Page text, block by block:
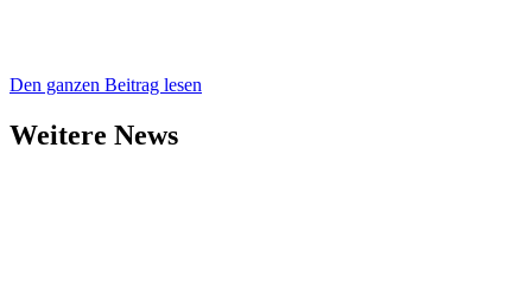
Den ganzen Beitrag lesen
Weitere News